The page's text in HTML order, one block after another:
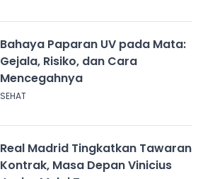
Bahaya Paparan UV pada Mata:
Gejala, Risiko, dan Cara
Mencegahnya
SEHAT
Real Madrid Tingkatkan Tawaran
Kontrak, Masa Depan Vinicius